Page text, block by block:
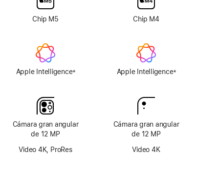
Chip M5
Apple Intelligence±
Cámara gran angular
de 12 MP
Video 4K, ProRes
nanotexturizado
Chip M4
Apple Intelligence±
Cámara gran angular
de 12 MP
Video 4K